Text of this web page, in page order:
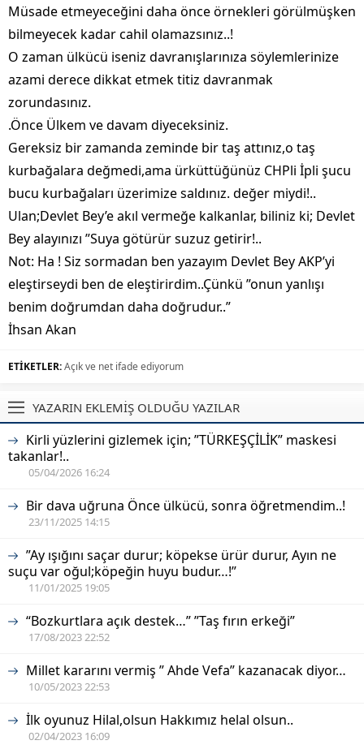
Müsade etmeyeceğini daha önce örnekleri görülmüşken
bilmeyecek kadar cahil olamazsınız..!
O zaman ülkücü iseniz davranışlarınıza söylemlerinize
azami derece dikkat etmek titiz davranmak
zorundasınız.
.Önce Ülkem ve davam diyeceksiniz.
Gereksiz bir zamanda zeminde bir taş attınız,o taş
kurbağalara değmedi,ama ürküttüğünüz CHPli İpli şucu
bucu kurbağaları üzerimize saldınız. değer miydi!..
Ulan;Devlet Bey’e akıl vermeğe kalkanlar, biliniz ki; Devlet
Bey alayınızı ”Suya götürür suzuz getirir!..
Not: Ha ! Siz sormadan ben yazayım Devlet Bey AKP’yi
eleştirseydi ben de eleştirirdim..Çünkü ”onun yanlışı
benim doğrumdan daha doğrudur..”
İhsan Akan
ETİKETLER:Açık ve net ifade ediyorum
YAZARIN EKLEMİŞ OLDUĞU YAZILAR
Kirli yüzlerini gizlemek için; ”TÜRKEŞÇİLİK” maskesi
takanlar!..
05/04/2026 16:24
Bir dava uğruna Önce ülkücü, sonra öğretmendim..!
23/11/2025 14:15
”Ay ışığını saçar durur; köpekse ürür durur, Ayın ne
suçu var oğul;köpeğin huyu budur…!”
11/01/2025 19:05
“Bozkurtlara açık destek…” ”Taş fırın erkeği”
17/08/2023 22:52
Millet kararını vermiş ” Ahde Vefa” kazanacak diyor…
10/05/2023 22:53
İlk oyunuz Hilal,olsun Hakkımız helal olsun..
02/04/2023 16:09